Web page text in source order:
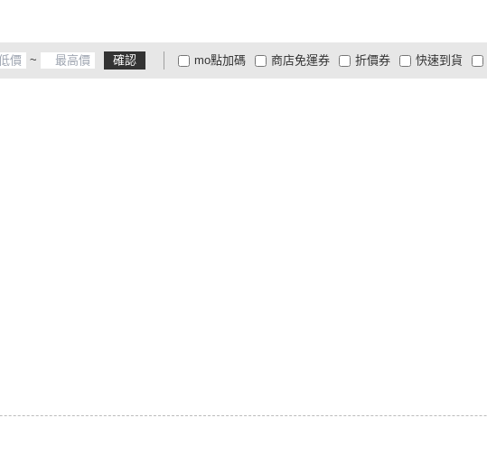
~ 確認
折價券
有影片
商品有量
mo點加碼 快速到貨
大家電安心配
大家電快配
商店免運券